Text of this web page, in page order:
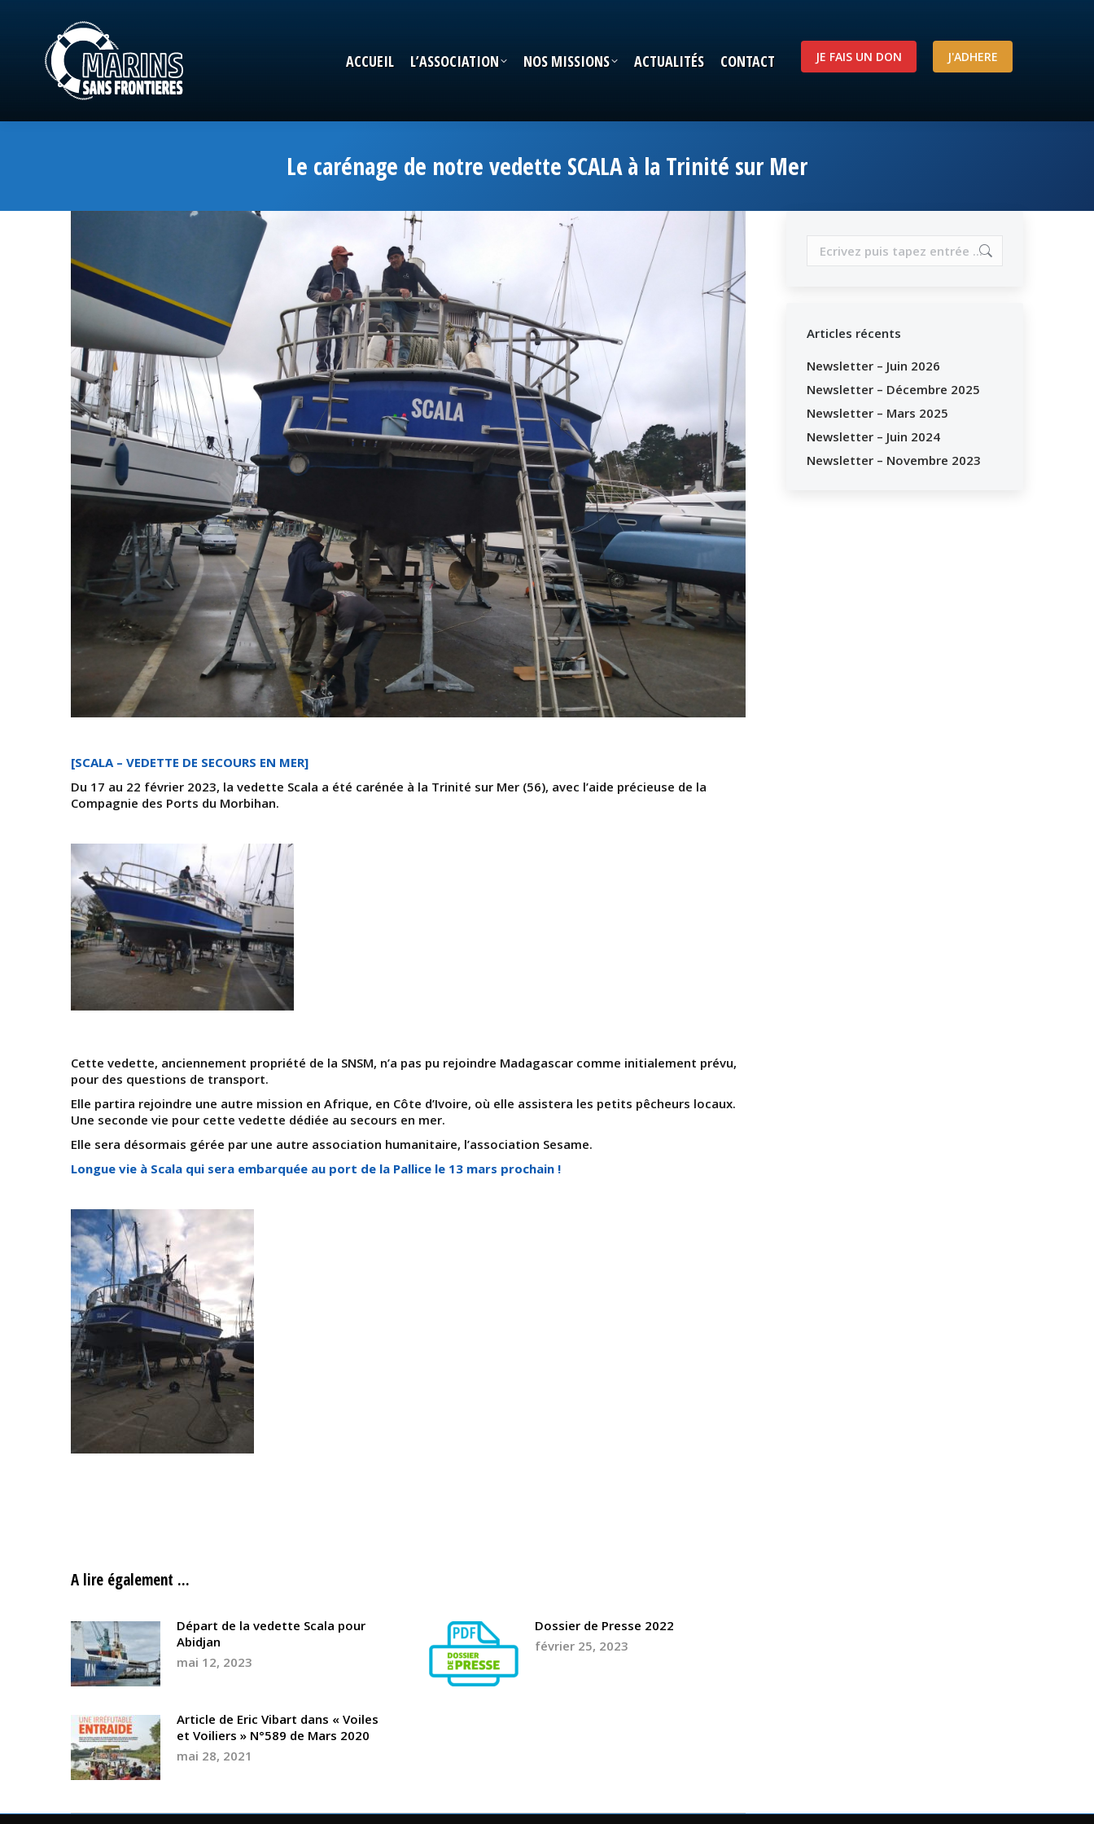
ACCUEIL L’ASSOCIATION NOS MISSIONS ACTUALITÉS CONTACT JE FAIS UN DON J'ADHERE
Le carénage de notre vedette SCALA à la Trinité sur Mer
[SCALA – VEDETTE DE SECOURS EN MER]
Du 17 au 22 février 2023, la vedette Scala a été carénée à la Trinité sur Mer (56), avec l’aide précieuse de la
Compagnie des Ports du Morbihan.
Cette vedette, anciennement propriété de la SNSM, n’a pas pu rejoindre Madagascar comme initialement prévu,
pour des questions de transport.
Elle partira rejoindre une autre mission en Afrique, en Côte d’Ivoire, où elle assistera les petits pêcheurs locaux.
Une seconde vie pour cette vedette dédiée au secours en mer.
Elle sera désormais gérée par une autre association humanitaire, l’association Sesame.
Longue vie à Scala qui sera embarquée au port de la Pallice le 13 mars prochain !
A lire également ...
Départ de la vedette Scala pour
Abidjan
mai 12, 2023
Dossier de Presse 2022
février 25, 2023
Article de Eric Vibart dans « Voiles
et Voiliers » N°589 de Mars 2020
mai 28, 2021
Search:
Articles récents
Newsletter – Juin 2026
Newsletter – Décembre 2025
Newsletter – Mars 2025
Newsletter – Juin 2024
Newsletter – Novembre 2023
ACCUEIL L’ASSOCIATION NOS MISSIONS ACTUALITÉS CONTACT JE FAIS UN DON J'ADHERE